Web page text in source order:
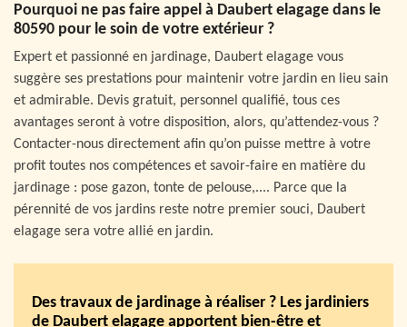
Pourquoi ne pas faire appel à Daubert elagage dans le
80590 pour le soin de votre extérieur ?
Expert et passionné en jardinage, Daubert elagage vous
suggère ses prestations pour maintenir votre jardin en lieu sain
et admirable. Devis gratuit, personnel qualifié, tous ces
avantages seront à votre disposition, alors, qu’attendez-vous ?
Contacter-nous directement afin qu’on puisse mettre à votre
profit toutes nos compétences et savoir-faire en matière du
jardinage : pose gazon, tonte de pelouse,.... Parce que la
pérennité de vos jardins reste notre premier souci, Daubert
elagage sera votre allié en jardin.
Des travaux de jardinage à réaliser ? Les jardiniers
de Daubert elagage apportent bien-être et